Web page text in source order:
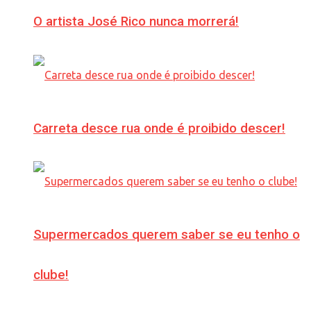
O artista José Rico nunca morrerá!
Carreta desce rua onde é proibido descer!
Supermercados querem saber se eu tenho o
clube!